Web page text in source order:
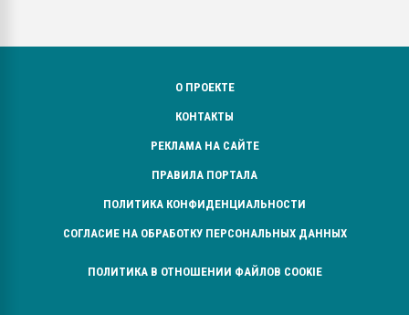
О ПРОЕКТЕ
КОНТАКТЫ
РЕКЛАМА НА САЙТЕ
ПРАВИЛА ПОРТАЛА
ПОЛИТИКА КОНФИДЕНЦИАЛЬНОСТИ
СОГЛАСИЕ НА ОБРАБОТКУ ПЕРСОНАЛЬНЫХ ДАННЫХ
ПОЛИТИКА В ОТНОШЕНИИ ФАЙЛОВ COOKIE